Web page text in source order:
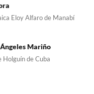
Eloy Alfaro de Manabí
Mariño
Holguín de Cuba